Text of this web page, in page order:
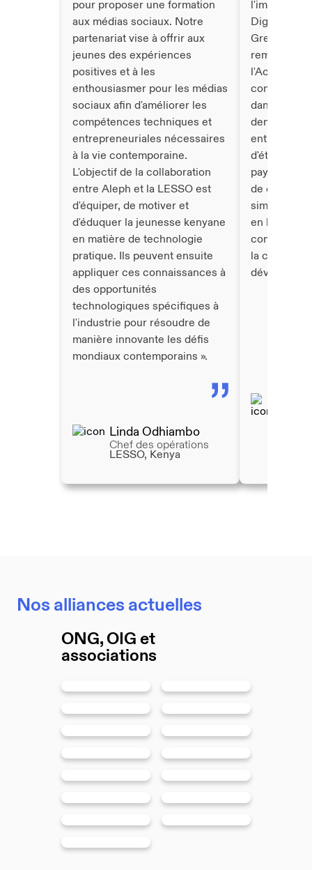
pour proposer une formation
aux médias sociaux. Notre
partenariat vise à offrir aux
jeunes des expériences
positives et à les
enthousiasmer pour les médias
sociaux afin d'améliorer les
compétences techniques et
entrepreneuriales nécessaires
à la vie contemporaine.
L'objectif de la collaboration
entre Aleph et la LESSO est
d'équiper, de motiver et
d'éduquer la jeunesse kenyane
en matière de technologie
pratique. Ils peuvent ensuite
appliquer ces connaissances à
des opportunités
technologiques spécifiques à
l'industrie pour résoudre de
manière innovante les défis
mondiaux contemporains ».
Linda Odhiambo
Chef des opérations
LESSO, Kenya
l'impact
Digital Ad
Grenade. Il
l'Académie
dans les
demande,
d'étendre
pays. Nous
de créer
similaires
en libérant
la
Nos alliances actuelles
ONG, OIG et
associations